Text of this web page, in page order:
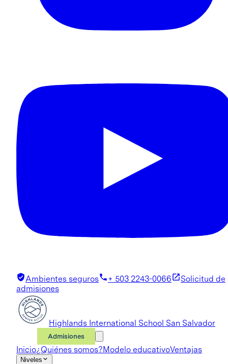
Ambientes seguros + 503 2243-0066
Solicitud de
admisiones
Highlands International School San Salvador
Admisiones
Inicio¿Quiénes somos?Modelo educativoVentajas
Niveles